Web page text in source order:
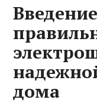
дома